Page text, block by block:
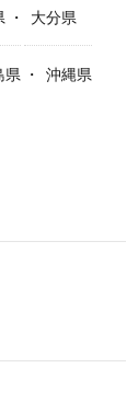
大分県
県
沖縄県